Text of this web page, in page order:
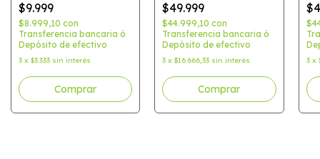
$9.999
$8.999,10 con
Transferencia bancaria ó
Depósito de efectivo
3 x $3.333 sin interés
$49.999
$44.999,10con
Transferencia bancaria ó
Depósito de efectivo
3 x$16.666,33 sin interés
Comprar
3 x